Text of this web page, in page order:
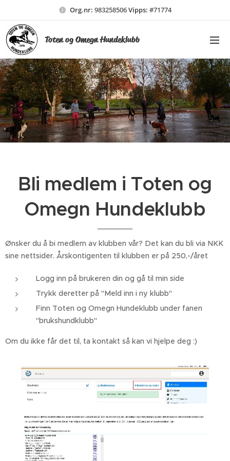
Org.nr: 983258506Vipps: #71774
Toten og Omegn Hundeklubb
Bli medlem i Toten og
Omegn Hundeklubb
Ønsker du å bi medlem av klubben vår? Det kan du bli via NKK
sine nettsider. Årskontigenten til klubben er på 250,-/året
Logg inn på brukeren din og gå til min side
Trykk deretter på "Meld inn i ny klubb"
Finn Toten og Omegn Hundeklubb under fanen
"brukshundklubb"
Om du ikke får det til, ta kontakt så kan vi hjelpe deg :)